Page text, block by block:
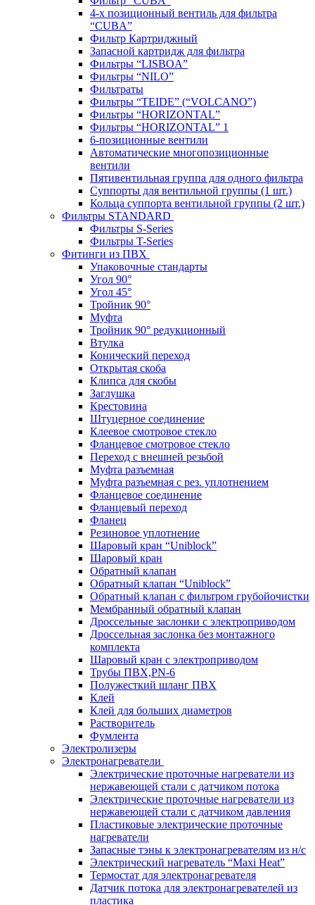
4-х позиционный вентиль для фильтра
“CUBA”
Фильтр Картриджный
Запасной картридж для фильтра
Фильтры “LISBOA”
Фильтры “NILO”
Фильтраты
Фильтры “TEIDE” (“VOLСANO”)
Фильтры “HORIZONTAL”
Фильтры “HORIZONTAL” 1
6-позиционные вентили
Автоматические многопозиционные
вентили
Пятивентильная группа для одного фильтра
Суппорты для вентильной группы (1 шт.)
Кольца суппорта вентильной группы (2 шт.)
Фильтры STANDARD
Фильтры S-Series
Фильтры T-Series
Фитинги из ПВХ
Упаковочные стандарты
Угол 90°
Угол 45°
Тройник 90°
Муфта
Тройник 90° редукционный
Втулка
Конический переход
Открытая скоба
Клипса для скобы
Заглушка
Крестовина
Штуцерное соединение
Клеевое смотровое стекло
Фланцевое смотровое стекло
Переход с внешней резьбой
Муфта разъемная
Муфта разъемная с рез. уплотнением
Фланцевое соединение
Фланцевый переход
Фланец
Резиновое уплотнение
Шаровый кран “Uniblock”
Шаровый кран
Обратный клапан
Обратный клапан “Uniblock”
Обратный клапан с фильтром грубойочистки
Мембранный обратный клапан
Дроссельные заслонки с электроприводом
Дроссельная заслонка без монтажного
комплекта
Шаровый кран с электроприводом
Трубы ПВХ,PN-6
Полужесткий шланг ПВХ
Клей
Клей для больших диаметров
Растворитель
Фумлента
Электролизеры
Электронагреватели
Электрические проточные нагреватели из
нержавеющей стали с датчиком потока
Электрические проточные нагреватели из
нержавеющей стали с датчиком давления
Пластиковые электрические проточные
нагреватели
Запасные тэны к электронагревателям из н/с
Электрический нагреватель “Maxi Heat”
Термостат для электронагревателя
Датчик потока для электронагревателей из
пластика